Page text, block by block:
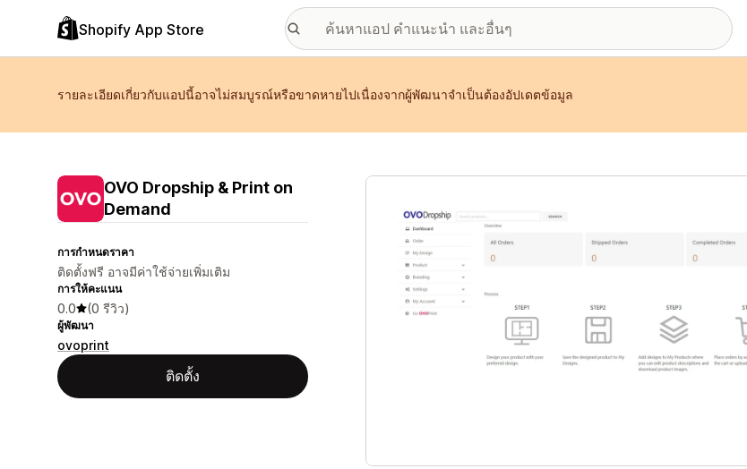
Shopify App Store
รายละเอียดเกี่ยวกับแอปนี้อาจไม่สมบูรณ์หรือขาดหายไปเนื่องจากผู้พัฒนาจำเป็นต้องอัปเดตข้อมูล
OVO Dropship & Print on
Demand
การกำหนดราคา
ติดตั้งฟรี อาจมีค่าใช้จ่ายเพิ่มเติม
การให้คะแนน
0.0 (0 รีวิว)
ผู้พัฒนา
ovoprint
ติดตั้ง
แกลเลอรีรูปภาพที่แสดง